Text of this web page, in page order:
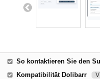
So kontaktieren Sie den
Kompatibilität Dolibarr